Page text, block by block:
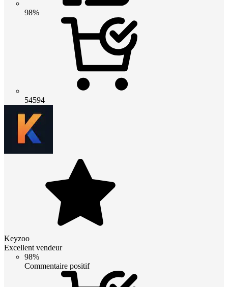
98%
54594
Keyzoo
Excellent vendeur
98%
Commentaire positif